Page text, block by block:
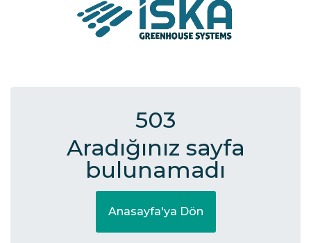
503
Aradığınız sayfa
bulunamadı
Anasayfa'ya Dön